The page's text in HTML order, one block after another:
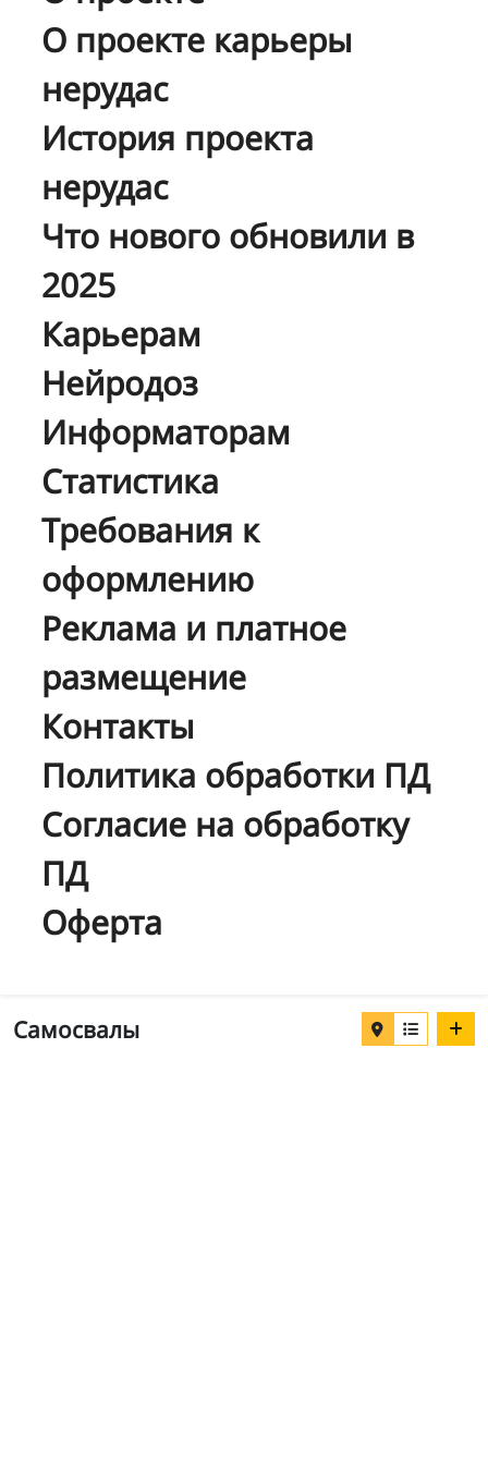
О проекте карьеры
нерудас
История проекта
нерудас
Что нового обновили в
2025
Карьерам
Нейродоз
Информаторам
Статистика
Требования к
оформлению
Реклама и платное
размещение
Контакты
Политика обработки ПД
Согласие на обработку
ПД
Оферта
Самосвалы